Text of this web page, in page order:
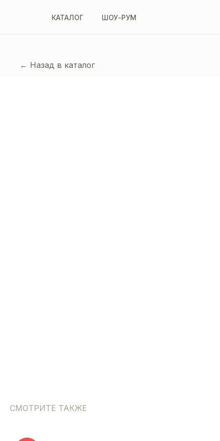
КАТАЛОГ ШОУ-РУМ
← Назад в каталог
СМОТРИТЕ ТАКЖЕ